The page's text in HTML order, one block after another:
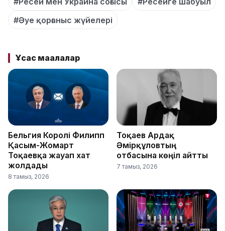
#Әуе қорғаныс жүйелері
Ұқсас мақалалар
Бельгия Королі Филипп
Қасым-Жомарт
Тоқаевқа жауап хат
жолдады
8 тамыз, 2026
Тоқаев Ардақ
Әмірқұловтың
отбасына көңіл айтты
7 тамыз, 2026